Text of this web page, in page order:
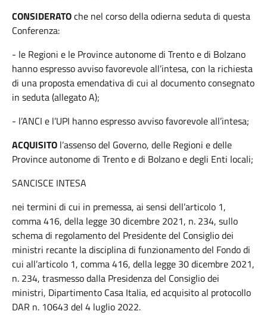
CONSIDERATOche nel corso della odierna seduta di questa
Conferenza:
- le Regioni e le Province autonome di Trento e di Bolzano
hanno espresso avviso favorevole all’intesa, con la richiesta
di una proposta emendativa di cui al documento consegnato
in seduta (allegato A);
- l’ANCI e l’UPI hanno espresso avviso favorevole all’intesa;
ACQUISITO l’assenso del Governo, delle Regioni e delle
Province autonome di Trento e di Bolzano e degli Enti locali;
SANCISCE INTESA
nei termini di cui in premessa, ai sensi dell’articolo 1,
comma 416, della legge 30 dicembre 2021, n. 234, sullo
schema di regolamento del Presidente del Consiglio dei
ministri recante la disciplina di funzionamento del Fondo di
cui all’articolo 1, comma 416, della legge 30 dicembre 2021,
n. 234, trasmesso dalla Presidenza del Consiglio dei
ministri, Dipartimento Casa Italia, ed acquisito al protocollo
DAR n. 10643 del 4 luglio 2022.